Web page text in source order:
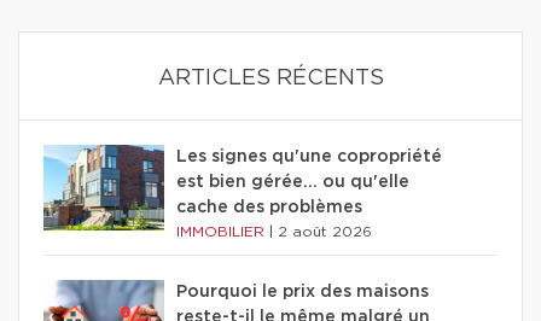
ARTICLES RÉCENTS
Les signes qu'une copropriété
est bien gérée… ou qu'elle
cache des problèmes
IMMOBILIER 2 août 2026
Pourquoi le prix des maisons